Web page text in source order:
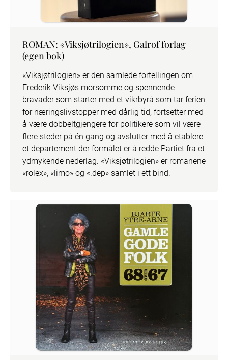
ROMAN: «Viksjøtrilogien», Galrof forlag
(egen bok)
«Viksjøtrilogien» er den samlede fortellingen om
Frederik Viksjøs morsomme og spennende
bravader som starter med et vikrbyrå som tar ferien
for næringslivstopper med dårlig tid, fortsetter med
å være dobbeltgjengere for politikere som vil være
flere steder på én gang og avslutter med å etablere
et departement der formålet er å redde Partiet fra et
ydmykende nederlag. «Viksjøtrilogien» er romanene